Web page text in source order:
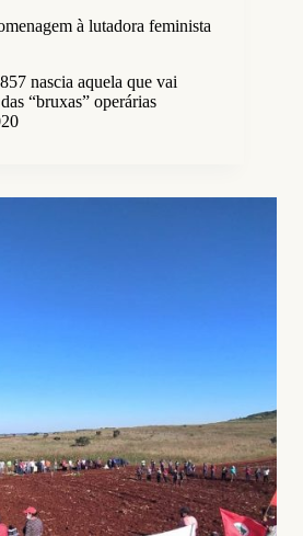
à lutadora feminista
nascia aquela que vai
“bruxas” operárias